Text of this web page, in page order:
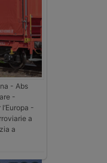
- Abs
-
-
a
a